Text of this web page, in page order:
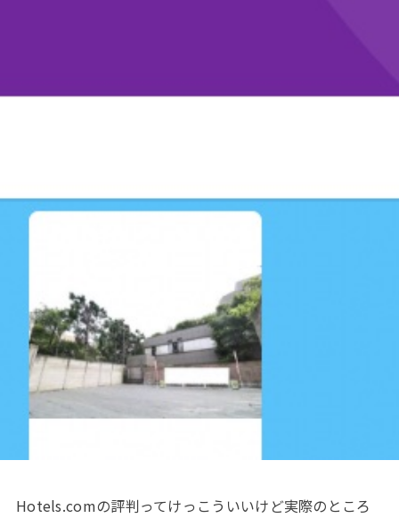
Hotels.comの評判ってけっこういいけど実際のところ